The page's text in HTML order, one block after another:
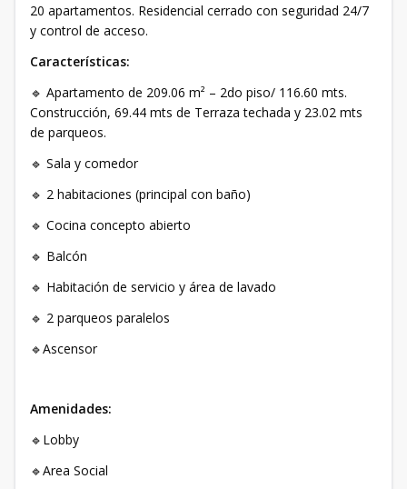
20 apartamentos. Residencial cerrado con seguridad 24/7
y control de acceso.
Características:
🔹 Apartamento de 209.06 m² – 2do piso/ 116.60 mts.
Construcción, 69.44 mts de Terraza techada y 23.02 mts
de parqueos.
🔹 Sala y comedor
🔹 2 habitaciones (principal con baño)
🔹 Cocina concepto abierto
🔹 Balcón
🔹 Habitación de servicio y área de lavado
🔹 2 parqueos paralelos
🔹Ascensor
Amenidades:
🔹Lobby
🔹Area Social